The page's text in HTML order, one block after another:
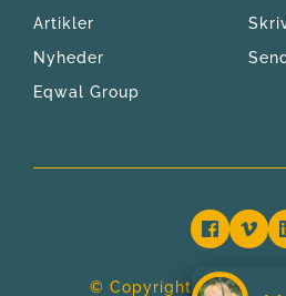
Artikler
Nyheder
Eqwal Group
© Copyright 2024 |